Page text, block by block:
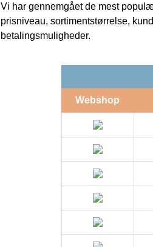
Vi har gennemgået de mest
prisniveau, sortimentstørrelse,
betalingsmuligheder.
Webshop